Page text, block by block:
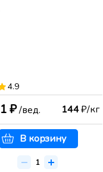
4.9
₽/вед. 144₽/кг
В корзину